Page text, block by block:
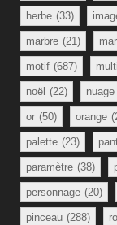
herbe (33)
marbre (21)
motif (687)
noël (22) nuage
or (50) orange
palette (23)
paramètre (38)
personnage (20)
pinceau (288)